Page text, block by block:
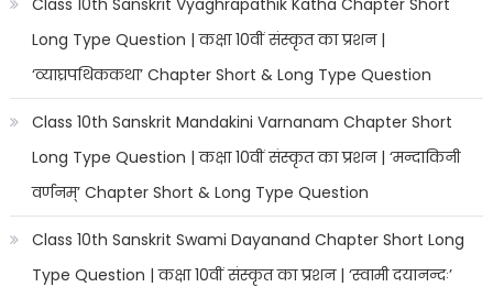
Class 10th Sanskrit Vyaghrapathik Katha Chapter Short
Long Type Question | कक्षा 10वीं संस्कृत का प्रशन |
‘व्याघ्रपथिककथा’ Chapter Short & Long Type Question
Class 10th Sanskrit Mandakini Varnanam Chapter Short
Long Type Question | कक्षा 10वीं संस्कृत का प्रशन | ‘मन्दाकिनी
वर्णनम्’ Chapter Short & Long Type Question
Class 10th Sanskrit Swami Dayanand Chapter Short Long
Type Question | कक्षा 10वीं संस्कृत का प्रशन | ‘स्वामी दयानन्दः’